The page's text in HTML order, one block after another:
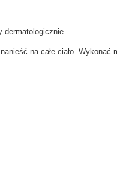
dermatologicznie
na całe ciało.